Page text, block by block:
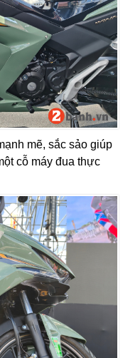
mẽ, sắc sảo giúp
cỗ máy đua thực